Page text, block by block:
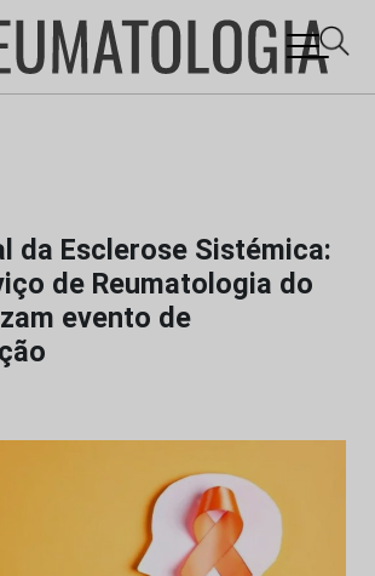
da Esclerose Sistémica:
de Reumatologia do
evento de